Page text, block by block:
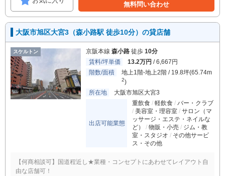
無料問い合わせ
大阪市旭区大宮3（森小路駅 徒歩10分）の貸店舗
スケルトン 京阪本線 森小路 徒歩 10分
賃料/坪単価
13.2万円 / 6,667円
階数/面積
地上1階-地上2階 / 19.8坪(65.74m
2)
所在地
大阪市旭区大宮3
出店可能業態
重飲食 軽飲食
バー・クラブ
美容室・理容室
サロン（マ
ッサージ・エステ・ネイルな
ど）
物販・小売
ジム・教
室・スタジオ
その他サービ
ス・その他
【何商相談可】国道程近し★業種・コンセプトにあわせてレイアウト自
由な店舗可！